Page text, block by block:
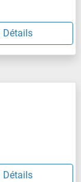
Détails
Détails